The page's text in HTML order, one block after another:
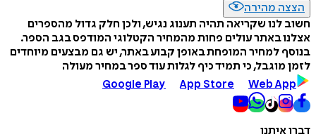
הצצה מהירה
חשוב לנו שקריאה תהיה תענוג נגיש, ולכן חלק גדול מהספרים
אצלנו באתר עולים פחות מהמחיר הקטלוגי המודפס בגב הספר.
בנוסף למחיר המופחת באופן קבוע באתר, יש גם מבצעים מיוחדים
לזמן מוגבל, כי תמיד כיף לגלות עוד ספר במחיר מעולה
Google Play
App Store Web App
דברו איתנו